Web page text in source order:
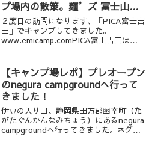
プ場内の散策。麺’ズ 冨士山で
ランチ〜♪
２度目の訪問になります、「PICA富士吉
田」でキャンプしてきました。
www.emicamp.comPICA富士吉田は
り、施設は充実、管理がしっかりしてい
ます♪トイレは...
【キャンプ場レポ】プレオープン
のnegura campgroundへ行って
きました！
伊豆の入り口、静岡県田方郡函南町（た
がたぐんかんなみちょう）にあるnegura
campgroundへ行ってきました。ネグラ